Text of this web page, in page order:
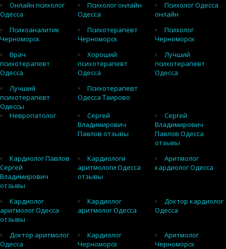
Онлайн психолог
Одесса
Психолог онлайн
Одесса
Психолог Одесса
онлайн
Психоаналитик
Черноморск
Психотерапевт
Черноморск
Психолог
Черноморск
Врач
психотерапевт
Одесса
Хороший
психотерапевт
Одесса
Лучший
психотерапевт
Одесса
Лучший
психотерапевт
Одессы
Психотерапевт
Одесса Таирово
Невропатолог
Сергей
Владимирович
Павлов отзывы
Сергей
Владимирович
Павлов Одесса
отзывы
Кардиолог Павлов
Сергей
Владимирович
отзывы
Кардиологи
аритмологи Одесса
отзывы
Аритмолог
кардиолог Одесса
Кардиолог
аритмолог Одесса
отзывы
Кардиолог
аритмолог Одесса
Доктор кардиолог
Одесса
Доктор аритмолог
Одесса
Кардиолог
Черноморск
Аритмолог
Черноморск